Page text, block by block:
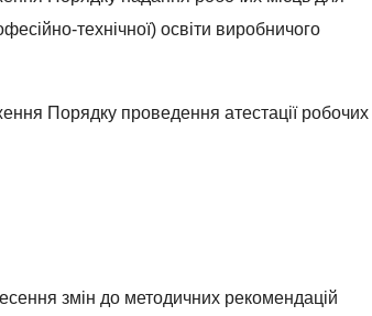
технічної) освіти виробничого
Порядку проведення атестації робочих
змін до методичних рекомендацій